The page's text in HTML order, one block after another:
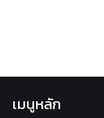
เมนูหลัก